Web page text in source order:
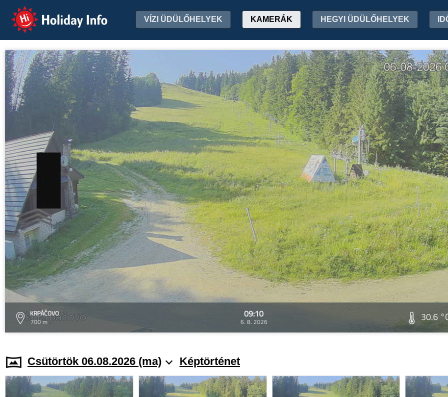
Holiday Info VÍZI ÜDÜLŐHELYEK KAMERÁK HEGYI ÜDÜLŐHELYEK
KRPÁČOVO
700 m
09:10
6. 8. 2026 30.6
Csütörtök 06.08.2026 (ma) Képtörténet